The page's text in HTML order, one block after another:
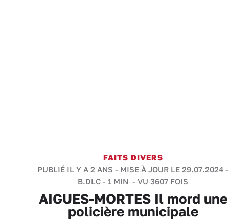
FAITS DIVERS
PUBLIÉ IL Y A 2 ANS - MISE À JOUR LE 29.07.2024 -
B.DLC - 1 MIN - VU 3607 FOIS
AIGUES-MORTES Il mord une
policière municipale